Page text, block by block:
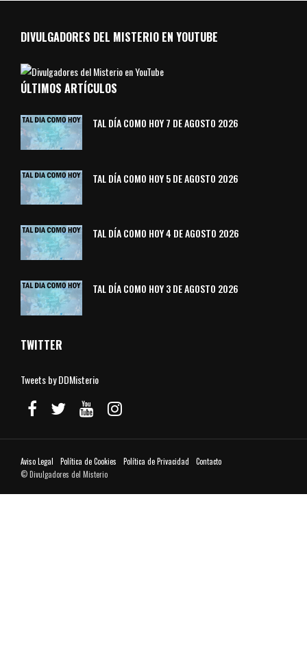
DIVULGADORES DEL MISTERIO EN YOUTUBE
ÚLTIMOS ARTÍCULOS
TAL DÍA COMO HOY 7 DE AGOSTO 2026
TAL DÍA COMO HOY 5 DE AGOSTO 2026
TAL DÍA COMO HOY 4 DE AGOSTO 2026
TAL DÍA COMO HOY 3 DE AGOSTO 2026
TWITTER
Tweets by DDMisterio
Aviso Legal Política de Cookies Política de Privacidad
Contacto
© Divulgadores del Misterio